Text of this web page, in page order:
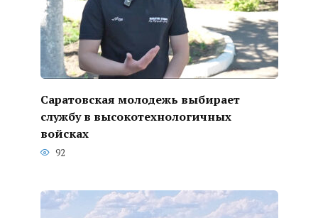
Саратовская молодежь выбирает
службу в высокотехнологичных
войсках
92